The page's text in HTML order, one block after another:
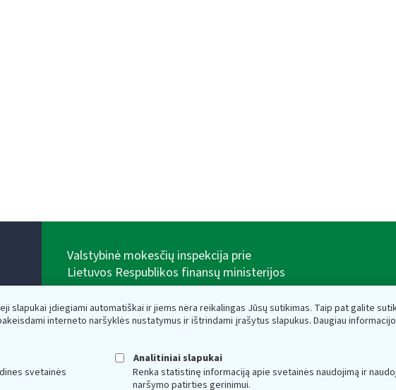
slapukai įdiegiami automatiškai ir jiems nėra reikalingas Jūsų sutikimas. Taip pat galite
interneto naršyklės nustatymus ir ištrindami įrašytus slapukus. Daugiau
svetainės
Analitiniai slapukai
Renka statistinę informaciją apie svetainės naudojimą ir
naršymo patirties gerinimui.
Valstybinė mokesčių inspekcija prie
Lietuvos Respublikos finansų ministerijos
adresas: Vasario 16-osios g. 14, 01107 Vilnius, Lietuva,
el.paštas:vmi@vmi.lt, E. pristatymo dėžutės adresas
Lietuvos Respublikos finansų ministerijos kaupiami ir
saugomi Juridinių asmenų registre